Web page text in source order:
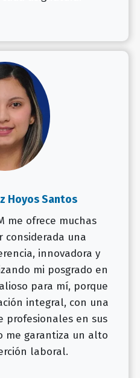
Hoyos Santos
me ofrece muchas
considerada una
innovadora y
mi posgrado en
para mí, porque
integral, con una
profesionales en sus
me garantiza un alto
laboral.